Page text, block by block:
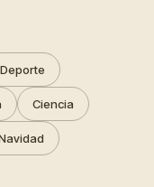
Deporte
Ciencia